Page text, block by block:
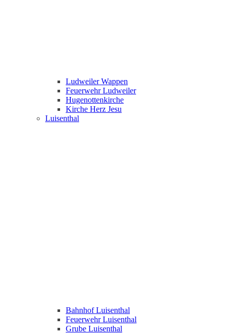
Ludweiler Wappen
Feuerwehr Ludweiler
Hugenottenkirche
Kirche Herz Jesu
Luisenthal
Bahnhof Luisenthal
Feuerwehr Luisenthal
Grube Luisenthal